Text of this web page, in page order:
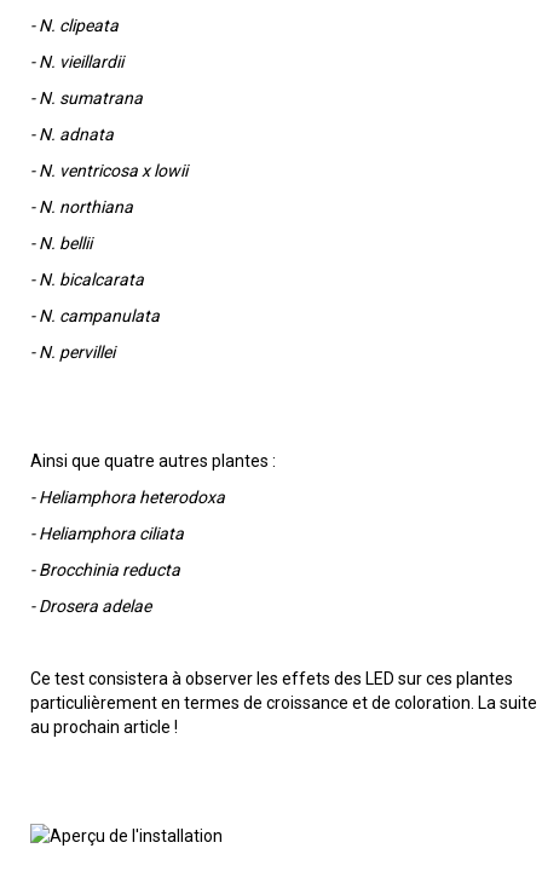
- N. clipeata
- N. vieillardii
- N. sumatrana
- N. adnata
- N. ventricosa x lowii
- N. northiana
- N. bellii
- N. bicalcarata
- N. campanulata
- N. pervillei
Ainsi que quatre autres plantes :
- Heliamphora heterodoxa
- Heliamphora ciliata
- Brocchinia reducta
- Drosera adelae
Ce test consistera à observer les effets des LED sur ces plantes
particulièrement en termes de croissance et de coloration. La suite
au prochain article !